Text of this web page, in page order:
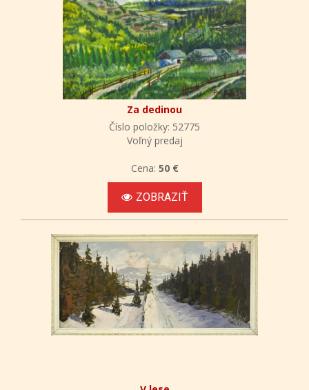
Za dedinou
Číslo položky: 52775
Voľný predaj
Cena: 50 €
ZOBRAZIŤ